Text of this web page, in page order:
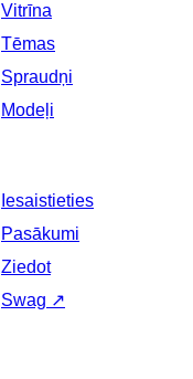
Vitrīna
Tēmas
Spraudņi
Modeļi
Iesaistieties
Pasākumi
Ziedot
Swag ↗